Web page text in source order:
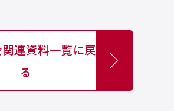
連資料一覧に戻
る